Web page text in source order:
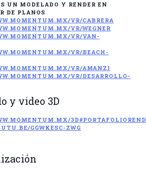
UN MODELADO Y RENDER EN
DE PLANOS
VR/CABRERA
VR/WEGNER
VR/VAN-
VR/BEACH-
VR/AMANZI
VR/DESARROLLO-
y video 3D
GGWKESC-ZWG